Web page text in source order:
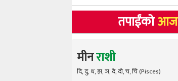
तपाईंकोआज
मीनराशी
दि, दु, थ, झ, ञ, दे, दो, च, चि (Pisces)